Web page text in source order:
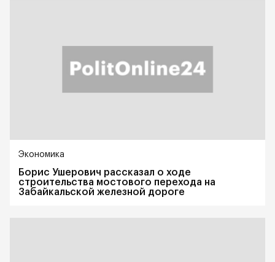
Экономика
Борис Ушерович рассказал о ходе
строительства мостового перехода на
Забайкальской железной дороге